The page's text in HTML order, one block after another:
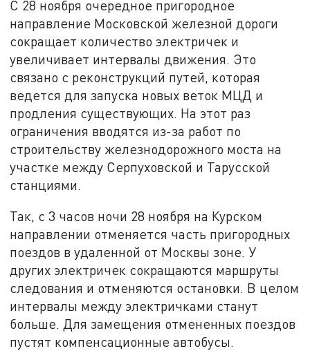
С 28 ноября очередное пригородное
направление Московской железной дороги
сокращает количество электричек и
увеличивает интервалы движения. Это
связано с реконструкций путей, которая
ведется для запуска новых веток МЦД и
продления существующих. На этот раз
ограничения вводятся из-за работ по
строительству железнодорожного моста на
участке между Серпуховской и Тарусской
станциями.
Так, с 3 часов ночи 28 ноября на Курском
направлении отменяется часть пригородных
поездов в удаленной от Москвы зоне. У
других электричек сокращаются маршруты
следования и отменяются остановки. В целом
интервалы между электричками станут
больше. Для замещения отмененных поездов
пустят компенсационные автобусы.